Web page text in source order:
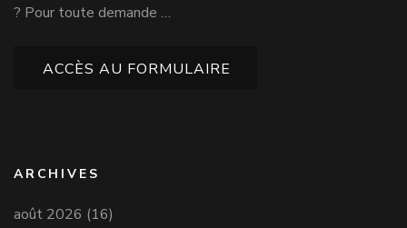
? Pour toute demande …
ACCÈS AU FORMULAIRE
ARCHIVES
août 2026 (16)